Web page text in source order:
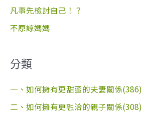
凡事先檢討自己！？
不原諒媽媽
分類
一、如何擁有更甜蜜的夫妻關係(386)
二、如何擁有更融洽的親子關係(308)